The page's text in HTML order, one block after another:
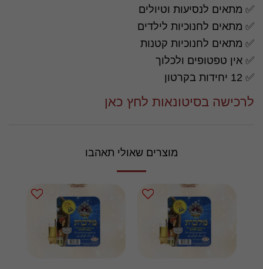
✅ מתאים לנסיעות וטיולים
✅ מתאים לחנוכיות לילדים
✅ מתאים לחנוכיות קטנות
✅ אין טפטופים ולכלוך
✅ 12 יחידות בקרטון
לרכישה בסיטונאות לחץ כאן
מוצרים שאולי תאהבו